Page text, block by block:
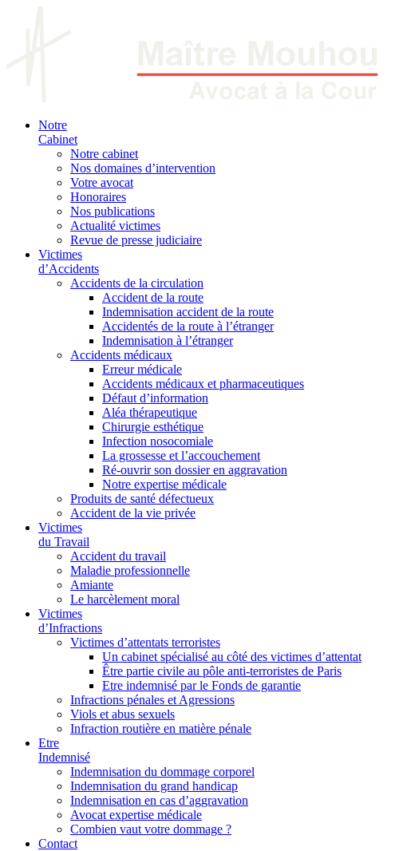
Notre
Cabinet
Notre cabinet
Nos domaines d’intervention
Votre avocat
Honoraires
Nos publications
Actualité victimes
Revue de presse judiciaire
Victimes
d’Accidents
Accidents de la circulation
Accident de la route
Indemnisation accident de la route
Accidentés de la route à l’étranger
Indemnisation à l’étranger
Accidents médicaux
Erreur médicale
Accidents médicaux et pharmaceutiques
Défaut d’information
Aléa thérapeutique
Chirurgie esthétique
Infection nosocomiale
La grossesse et l’accouchement
Ré-ouvrir son dossier en aggravation
Notre expertise médicale
Produits de santé défectueux
Accident de la vie privée
Victimes
du Travail
Accident du travail
Maladie professionnelle
Amiante
Le harcèlement moral
Victimes
d’Infractions
Victimes d’attentats terroristes
Un cabinet spécialisé au côté des victimes d’attentat
Être partie civile au pôle anti-terroristes de Paris
Etre indemnisé par le Fonds de garantie
Infractions pénales et Agressions
Viols et abus sexuels
Infraction routière en matière pénale
Etre
Indemnisé
Indemnisation du dommage corporel
Indemnisation du grand handicap
Indemnisation en cas d’aggravation
Avocat expertise médicale
Combien vaut votre dommage ?
Contact